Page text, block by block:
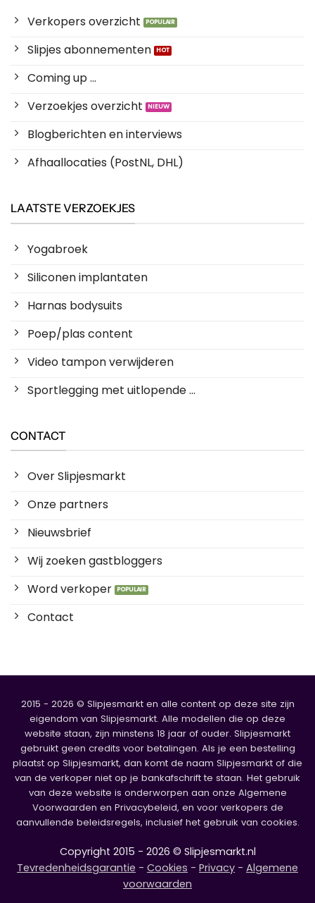
Verkopers overzicht
Slipjes abonnementen
Coming up ...
Verzoekjes overzicht
Blogberichten en interviews
Afhaallocaties (PostNL, DHL)
LAATSTE VERZOEKJES
Yogabroek
Siliconen implantaten
Harnas bodysuits
Poep/plas content
Video tampon verwijderen
Sportlegging met uitlopende ...
CONTACT
Over Slipjesmarkt
Onze partners
Nieuwsbrief
Wij zoeken gastbloggers
Word verkoper
Contact
2015 - 2026 © Slipjesmarkt en alle content op deze site zijn
eigendom van Slipjesmarkt. Alle modellen die op deze
website staan, zijn minstens 18 jaar of ouder. Slipjesmarkt
gebruikt geen credits voor betalingen. Als je een bestelling
plaatst op Slipjesmarkt, dan komt de naam Slipjesmarkt of die
van de verkoper niet op je bankafschrift te staan. Het gebruik
van deze website is onderworpen aan onze Algemene
Voorwaarden en Privacybeleid, en voor verkopers de
aanvullende beleidsregels, inclusief het gebruik van cookies.
Copyright 2015 - 2026 © Slipjesmarkt.nl
Tevredenheidsgarantie - Cookies - Privacy - Algemene
voorwaarden